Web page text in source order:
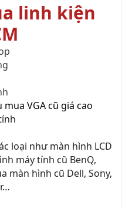
linh kiện
VGA cũ giá cao
loại như màn hình LCD
máy tính cũ BenQ,
màn hình cũ Dell, Sony,